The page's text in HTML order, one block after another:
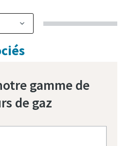
gamme de
de gaz